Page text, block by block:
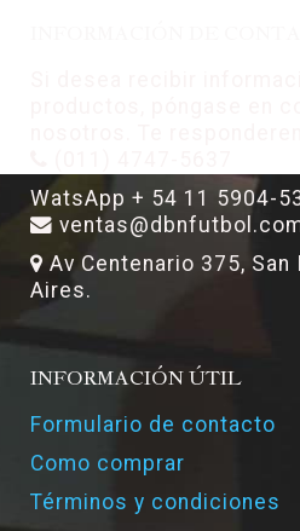
WatsApp + 54 11 5904-
Av Centenario 375,
Aires.
INFORMACIÓN ÚTIL
Formulario de contacto
Como comprar
Términos y condiciones